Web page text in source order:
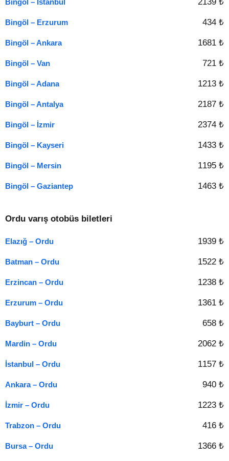
Bingöl – İstanbul
Bingöl – Erzurum 434 ₺
Bingöl – Ankara 1681 ₺
Bingöl – Van 721 ₺
Bingöl – Adana 1213 ₺
Bingöl – Antalya 2187 ₺
Bingöl – İzmir 2374 ₺
Bingöl – Kayseri 1433 ₺
Bingöl – Mersin 1195 ₺
Bingöl – Gaziantep 1463 ₺
Ordu varış otobüs biletleri
Elazığ – Ordu 1939 ₺
Batman – Ordu 1522 ₺
Erzincan – Ordu 1238 ₺
Erzurum – Ordu 1361 ₺
Bayburt – Ordu 658 ₺
Mardin – Ordu 2062 ₺
İstanbul – Ordu 1157 ₺
Ankara – Ordu 940 ₺
İzmir – Ordu 1223 ₺
Trabzon – Ordu 416 ₺
Bursa – Ordu 1366 ₺